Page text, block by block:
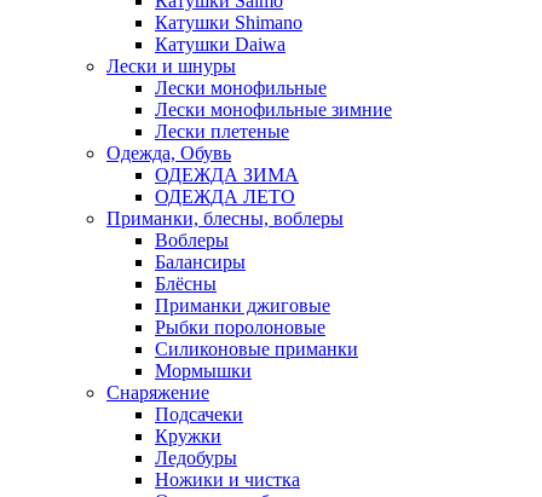
Катушки Shimano
Катушки Daiwa
Лески и шнуры
Лески монофильные
Лески монофильные зимние
Лески плетеные
Одежда, Обувь
ОДЕЖДА ЗИМА
ОДЕЖДА ЛЕТО
Приманки, блесны, воблеры
Воблеры
Балансиры
Блёсны
Приманки джиговые
Рыбки поролоновые
Силиконовые приманки
Мормышки
Снаряжение
Подсачеки
Кружки
Ледобуры
Ножики и чистка